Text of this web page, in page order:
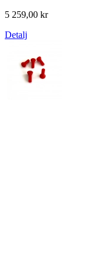
5 259,00 kr
Detalj